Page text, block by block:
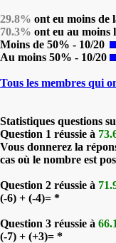
29.8% ont eu moins de
70.3% ont eu au moins
Moins de 50% - 10/20
Au moins 50% - 10/20
Tous les membres qui
Statistiques questions
Question 1 réussie à
Vous donnerez la
cas où le nombre est
Question 2 réussie à
(-6) + (-4)= *
Question 3 réussie à
(-7) + (+3)= *